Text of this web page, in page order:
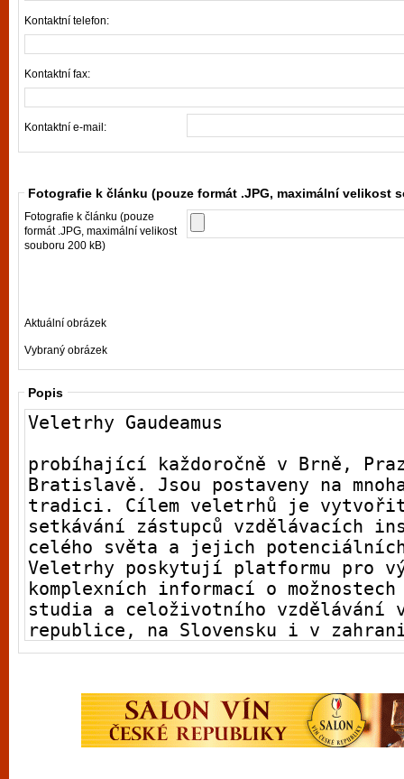
Kontaktní telefon:
Kontaktní fax:
Kontaktní e-mail:
Fotografie k článku (pouze formát .JPG, maximální velikost
Fotografie k článku (pouze
formát .JPG, maximální velikost
souboru 200 kB)
Aktuální obrázek
Vybraný obrázek
Popis